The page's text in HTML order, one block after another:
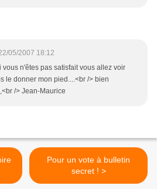
05/2007 18:12
vous n'êtes pas satisfait vous allez voir
le donner mon pied....<br /> bien
/> Jean-Maurice
Pour un vote à bulletin
secret ! >